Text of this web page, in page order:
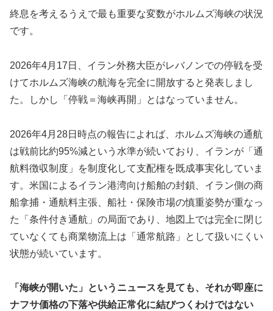
終息を考えるうえで最も重要な変数がホルムズ海峡の状況
です。
2026年4月17日、イラン外務大臣がレバノンでの停戦を受
けてホルムズ海峡の航海を完全に開放すると発表しまし
た。しかし「停戦＝海峡再開」とはなっていません。
2026年4月28日時点の報告によれば、ホルムズ海峡の通航
は戦前比約95%減という水準が続いており、イランが「通
航料徴収制度」を制度化して支配権を既成事実化していま
す。米国によるイラン港湾向け船舶の封鎖、イラン側の商
船拿捕・通航料主張、船社・保険市場の慎重姿勢が重なっ
た「条件付き通航」の局面であり、地図上では完全に閉じ
ていなくても商業物流上は「通常航路」として扱いにくい
状態が続いています。
「海峡が開いた」というニュースを見ても、それが即座に
ナフサ価格の下落や供給正常化に結びつくわけではない